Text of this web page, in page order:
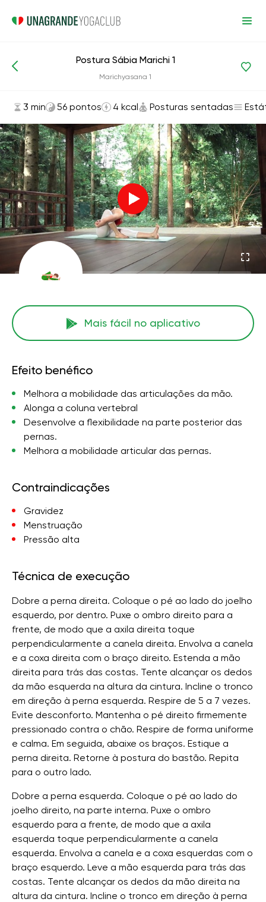
Asanas e exercícios Posturas sentadas
Postura Sábia Marichi 1
Marichyasana 1
3 min 56 pontos 4 kcal Posturas sentadas
Mais fácil no aplicativo
Efeito benéfico
Melhora a mobilidade das articulações da mão.
Alonga a coluna vertebral
Desenvolve a flexibilidade na parte posterior das
pernas.
Melhora a mobilidade articular das pernas.
Contraindicações
Gravidez
Menstruação
Pressão alta
Técnica de execução
Dobre a perna direita. Coloque o pé ao lado do joelho
esquerdo, por dentro. Puxe o ombro direito para a
frente, de modo que a axila direita toque
perpendicularmente a canela direita. Envolva a canela
e a coxa direita com o braço direito. Estenda a mão
direita para trás das costas. Tente alcançar os dedos
da mão esquerda na altura da cintura. Incline o tronco
em direção à perna esquerda. Respire de 5 a 7 vezes.
Evite desconforto. Mantenha o pé direito firmemente
pressionado contra o chão. Respire de forma uniforme
e calma. Em seguida, abaixe os braços. Estique a
perna direita. Retorne à postura do bastão. Repita
para o outro lado.
Dobre a perna esquerda. Coloque o pé ao lado do
joelho direito, na parte interna. Puxe o ombro
esquerdo para a frente, de modo que a axila
esquerda toque perpendicularmente a canela
esquerda. Envolva a canela e a coxa esquerdas com o
braço esquerdo. Leve a mão esquerda para trás das
costas. Tente alcançar os dedos da mão direita na
altura da cintura. Incline o tronco em direção à perna